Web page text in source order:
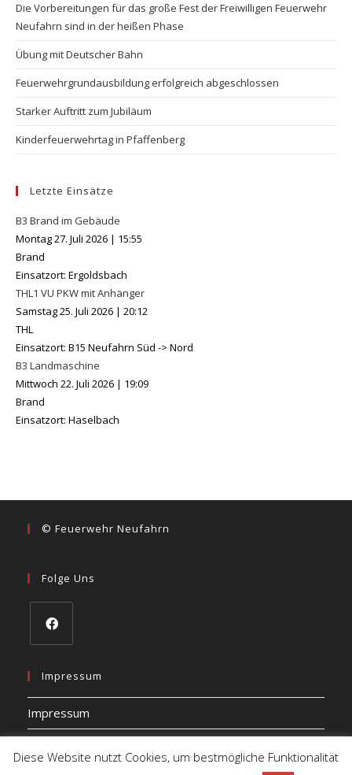
Die Vorbereitungen für das große Fest der Freiwilligen Feuerwehr
Neufahrn sind in der heißen Phase
Übung mit Deutscher Bahn
Feuerwehrgrundausbildung erfolgreich abgeschlossen
Starker Auftritt zum Jubiläum
Kinderfeuerwehrtag in Pfaffenberg
Letzte Einsätze
B3 Brand im Gebäude
Montag 27. Juli 2026 | 15:55
Brand
Einsatzort: Ergoldsbach
THL1 VU PKW mit Anhänger
Samstag 25. Juli 2026 | 20:12
THL
Einsatzort: B15 Neufahrn Süd -> Nord
B3 Landmaschine
Mittwoch 22. Juli 2026 | 19:09
Brand
Einsatzort: Haselbach
© Feuerwehr Neufahrn
Folge Uns
Impressum
Impressum
Diese Website nutzt Cookies, um bestmögliche Funktionalität